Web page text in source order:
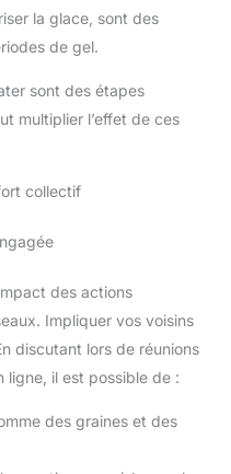
la glace, sont des
de gel.
sont des étapes
multiplier l’effet de ces
collectif
des actions
Impliquer vos voisins
discutant lors de réunions
ligne, il est possible de :
des graines et des